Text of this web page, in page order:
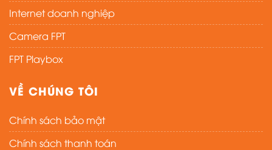
Internet doanh nghiệp
Camera FPT
FPT Playbox
VỀ CHÚNG TÔI
Chính sách bảo mật
Chính sách thanh toán